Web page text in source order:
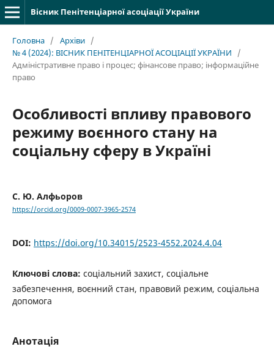
Вісник Пенітенціарної асоціації України
Головна / Архіви /
№ 4 (2024): ВІСНИК ПЕНІТЕНЦІАРНОЇ АСОЦІАЦІЇ УКРАЇНИ
/
Адміністративне право і процес; фінансове право; інформаційне
право
Особливості впливу правового
режиму воєнного стану на
соціальну сферу в Україні
С. Ю. Алфьоров
https://orcid.org/0009-0007-3965-2574
DOI: https://doi.org/10.34015/2523-4552.2024.4.04
Ключові слова: соціальний захист, соціальне
забезпечення, воєнний стан, правовий режим, соціальна
допомога
Анотація